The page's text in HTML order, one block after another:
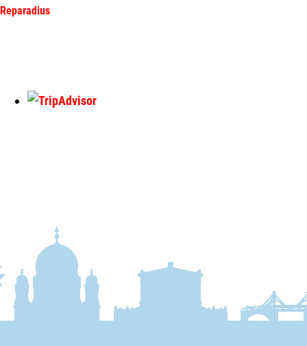
Reparadius